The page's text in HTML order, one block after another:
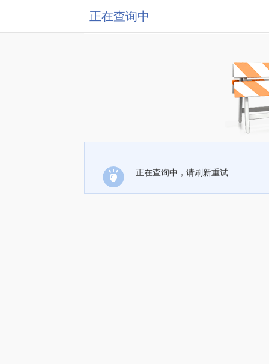
正在查询中
正在查询中，请刷新重试